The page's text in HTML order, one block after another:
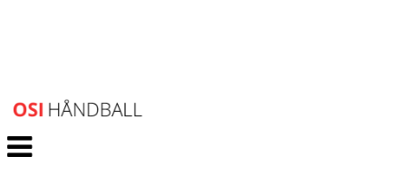
Veksle
navigasjon